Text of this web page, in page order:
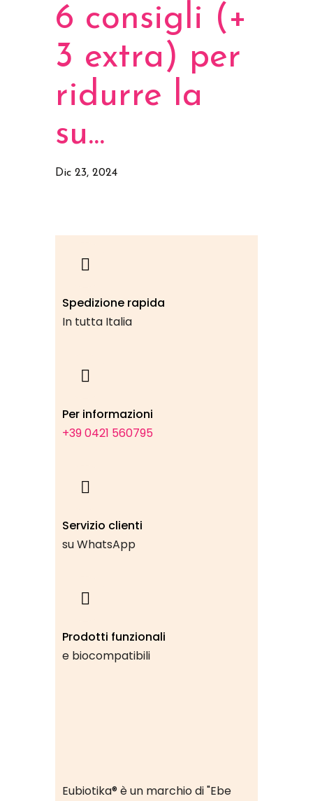
6 consigli (+
3 extra) per
ridurre la
su...
Dic 23, 2024
Spedizione rapida
In tutta Italia
Per informazioni
+39 0421 560795
Servizio clienti
su WhatsApp
Prodotti funzionali
e biocompatibili
Eubiotika® è un marchio di "Ebe